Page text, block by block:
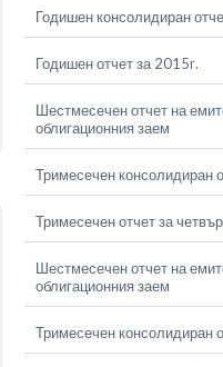
Годишен консолидиран
Годишен отчет за 2015г.
Шестмесечен отчет на
облигационния заем
Тримесечен консолидиран
Тримесечен отчет за
Шестмесечен отчет на
облигационния заем
Тримесечен консолидиран